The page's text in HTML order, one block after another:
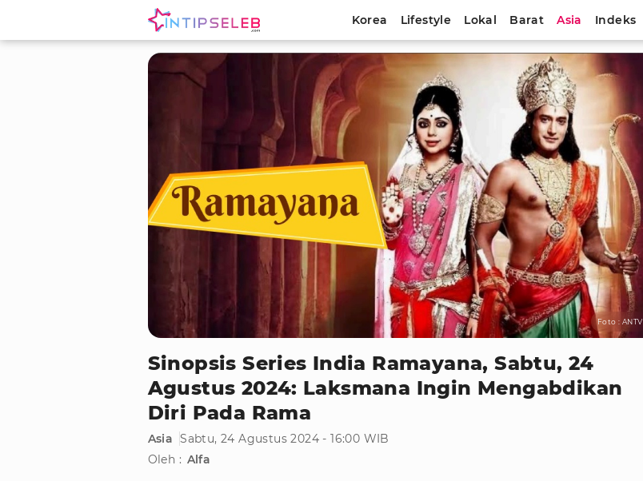
Korea Lifestyle Lokal Barat Asia Indeks
Foto : ANTV
Sinopsis Series India Ramayana, Sabtu, 24
Agustus 2024: Laksmana Ingin Mengabdikan
Diri Pada Rama
Asia Sabtu, 24 Agustus 2024 - 16:00 WIB
Oleh : Alfa